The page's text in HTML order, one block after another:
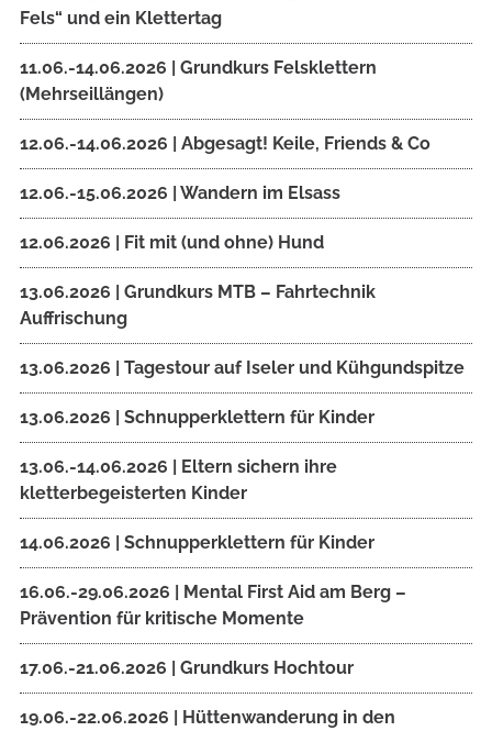
Fels“ und ein Klettertag
11.06.-14.06.2026 | Grundkurs Felsklettern
(Mehrseillängen)
12.06.-14.06.2026 | Abgesagt! Keile, Friends & Co
12.06.-15.06.2026 | Wandern im Elsass
12.06.2026 | Fit mit (und ohne) Hund
13.06.2026 | Grundkurs MTB – Fahrtechnik
Auffrischung
13.06.2026 | Tagestour auf Iseler und Kühgundspitze
13.06.2026 | Schnupperklettern für Kinder
13.06.-14.06.2026 | Eltern sichern ihre
kletterbegeisterten Kinder
14.06.2026 | Schnupperklettern für Kinder
16.06.-29.06.2026 | Mental First Aid am Berg –
Prävention für kritische Momente
17.06.-21.06.2026 | Grundkurs Hochtour
19.06.-22.06.2026 | Hüttenwanderung in den